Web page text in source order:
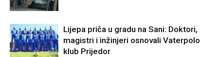
Lijepa priča u gradu na Sani: Doktori,
magistri i inžinjeri osnovali Vaterpolo
klub Prijedor